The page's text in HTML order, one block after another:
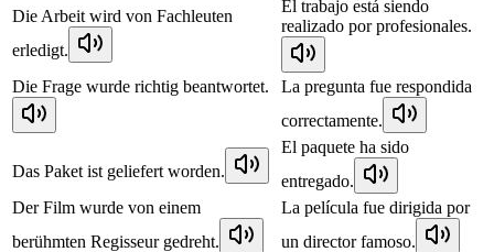
Die Arbeit wird von Fachleuten
erledigt.
El trabajo está siendo
realizado por profesionales.
Die Frage wurde richtig beantwortet.
La pregunta fue respondida
correctamente.
Das Paket ist geliefert worden.
El paquete ha sido
entregado.
Der Film wurde von einem
berühmten Regisseur gedreht.
La película fue dirigida por
un director famoso.